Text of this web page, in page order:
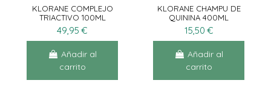
KLORANE COMPLEJO
TRIACTIVO 100ML
49,95 €
Añadir al
carrito
KLORANE CHAMPU DE
QUININA 400ML
15,50 €
Añadir al
carrito